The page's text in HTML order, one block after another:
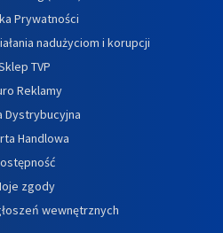
Prywatności
nadużyciom i korupcji
TVP
Reklamy
Dystrybucyjna
Handlowa
zgody
wewnętrznych